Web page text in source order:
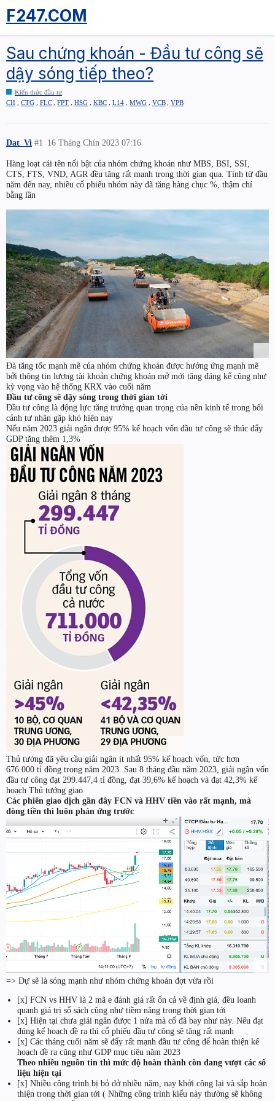
F247.COM
Sau chứng khoán - Đầu tư công sẽ
dậy sóng tiếp theo?
Kiến thức đầu tư
CII
CTG FLC ,FPT ,HSG ,KBC L14 MWG VCB ,VPB
Dat_Vi 16 Tháng Chín 2023 07:16
#1
Hàng loạt cái tên nổi bật của nhóm chứng khoán như MBS, BSI, SSI,
CTS, FTS, VND, AGR đều tăng rất mạnh trong thời gian qua. Tính từ đầu
năm đến nay, nhiều cổ phiếu nhóm này đã tăng hàng chục %, thậm chí
bằng lần
Đà tăng tốc mạnh mẽ của nhóm chứng khoán được hưởng ứng mạnh mẽ
bởi thông tin lượng tài khoản chứng khoán mở mới tăng đáng kể cũng như
kỳ vọng vào hệ thống KRX vào cuối năm
Đầu tư công sẽ dậy sóng trong thời gian tới
Đầu tư công là động lực tăng trưởng quan trọng của nền kinh tế trong bối
cảnh tư nhân gặp khó hiện nay
Nếu năm 2023 giải ngân được 95% kế hoạch vốn đầu tư công sẽ thúc đẩy
GDP tăng thêm 1,3%
Thủ tướng đã yêu cầu giải ngân ít nhất 95% kế hoạch vốn, tức hơn
676.000 tỉ đồng trong năm 2023. Sau 8 tháng đầu năm 2023, giải ngân vốn
đầu tư công đạt 299.447,4 tỉ đồng, đạt 39,6% kế hoạch và đạt 42,3% kế
hoạch Thủ tướng giao
Các phiên giao dịch gần đây FCN và HHV tiền vào rất mạnh, mà
dòng tiền thì luôn phản ứng trước
=> Dự sẽ là sóng mạnh như nhóm chứng khoán đợt vừa rồi
[x] FCN vs HHV là 2 mã e đánh giá rất ổn cả về định giá, đều loanh
quanh giá trị sổ sách cũng như tiềm năng trong thời gian tới
[x] Hiện tại chưa giải ngân được 1 nửa mà cổ đã bay như này. Nếu đạt
đúng kế hoạch đề ra thì cổ phiếu đầu tư công sẽ tăng rất mạnh
[x] Các tháng cuối năm sẽ đẩy rất mạnh đầu tư công để hoàn thiện kế
hoạch đề ra cũng như GDP mục tiêu năm 2023
Theo nhiều nguồn tin thì mức độ hoàn thành còn đang vượt các số
liệu hiện tại
[x] Nhiều công trình bị bỏ dở nhiều năm, nay khởi công lại và sắp hoàn
thiện trong thời gian tới ( Những công trình kiểu này thường sẽ không